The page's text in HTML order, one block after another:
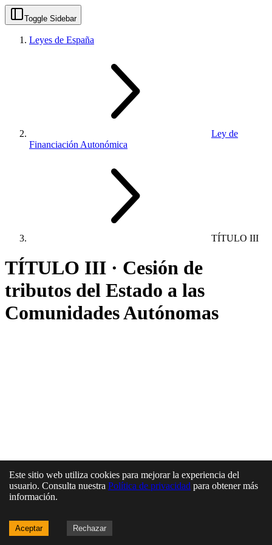
Toggle Sidebar
Leyes de España
Ley de
Financiación Autonómica
TÍTULO III
TÍTULO III · Cesión de
tributos del Estado a las
Comunidades Autónomas
Este sitio web utiliza cookies para mejorar la experiencia del
usuario. Consulta nuestra Política de privacidad para obtener más
información.
Aceptar Rechazar